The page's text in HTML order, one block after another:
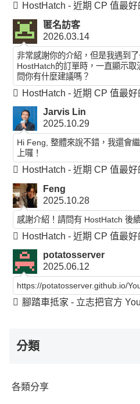
HostHatch - 近期 CP 值最好
匿名訪客
2026.03.14
非常感謝你的介紹，但是我遇到
HostHatch的訂單時，一直顯示
問你有什麼建議嗎？
HostHatch - 近期 CP 值最好
Jarvis Lin
2025.10.29
Hi Feng, 整體來說不錯，我還會
上囉！
HostHatch - 近期 CP 值最好
Feng
2025.10.28
感謝介紹！請問有 HostHatch 後
HostHatch - 近期 CP 值最好
potatosserver
2025.06.12
https://potatosserver.github.io/
腳踏車抵家 - 立志把官方
分類
各類分享